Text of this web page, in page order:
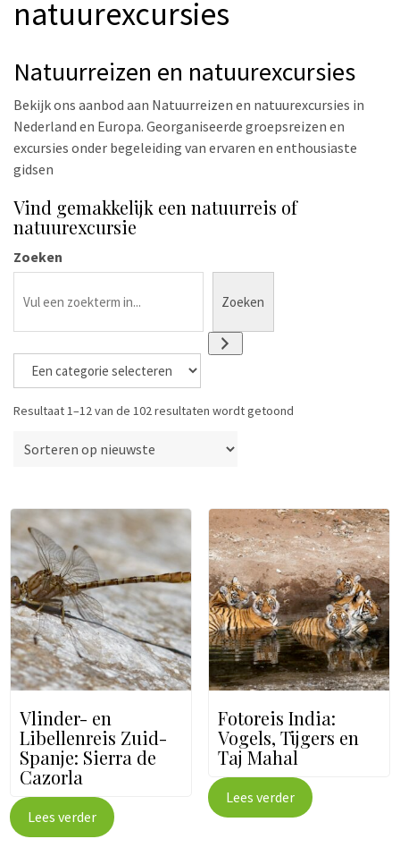
natuurexcursies
Natuurreizen en natuurexcursies
Bekijk ons aanbod aan Natuurreizen en natuurexcursies in
Nederland en Europa. Georganiseerde groepsreizen en
excursies onder begeleiding van ervaren en enthousiaste
gidsen
Vind gemakkelijk een natuurreis of
natuurexcursie
Zoeken
Zoeken
e
n
g
o
r
i
e
s
e
l
e
e
Resultaat 1–12 van de 102 resultaten wordt getoond
Vlinder- en
Libellenreis Zuid-
Spanje: Sierra de
Cazorla
Lees verder
Fotoreis India:
Vogels, Tijgers en
Taj Mahal
Lees verder